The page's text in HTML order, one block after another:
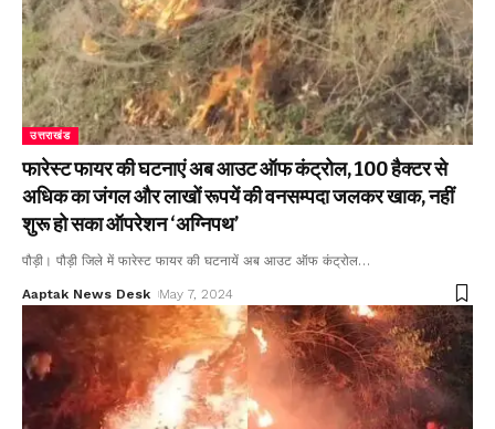
उत्तराखंड
फारेस्ट फायर की घटनाएं अब आउट ऑफ कंट्रोल, 100 हैक्टर से
अधिक का जंगल और लाखों रूपयें की वनसम्पदा जलकर खाक, नहीं
शुरू हो सका ऑपरेशन ‘अग्निपथ’
पौड़ी। पौड़ी जिले में फारेस्ट फायर की घटनायें अब आउट ऑफ कंट्रोल…
Aaptak News Desk May 7, 2024